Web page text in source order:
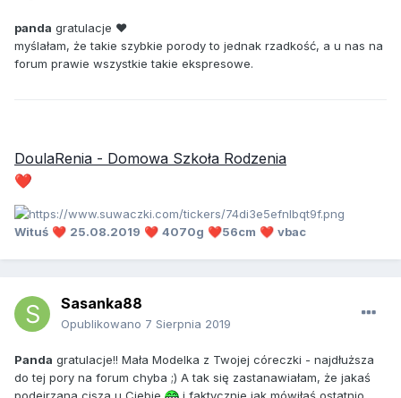
panda gratulacje ❤️
myślałam, że takie szybkie porody to jednak rzadkość, a u nas na
forum prawie wszystkie takie ekspresowe.
DoulaRenia - Domowa Szkoła Rodzenia
❤️
Wituś ❤️ 25.08.2019 ❤️ 4070g ❤️56cm ❤️ vbac
Sasanka88
Opublikowano 7 Sierpnia 2019
Panda gratulacje!! Mała Modelka z Twojej córeczki - najdłuższa
do tej pory na forum chyba ;) A tak się zastanawiałam, że jakaś